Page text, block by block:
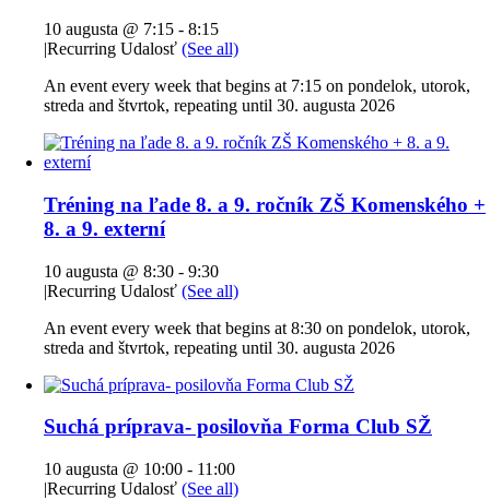
10 augusta @ 7:15 - 8:15
|Recurring Udalosť (See all)
An event every week that begins at 7:15 on pondelok, utorok,
streda and štvrtok, repeating until 30. augusta 2026
Tréning na ľade 8. a 9. ročník ZŠ Komenského +
8. a 9. externí
10 augusta @ 8:30 - 9:30
|Recurring Udalosť (See all)
An event every week that begins at 8:30 on pondelok, utorok,
streda and štvrtok, repeating until 30. augusta 2026
Suchá príprava- posilovňa Forma Club SŽ
10 augusta @ 10:00 - 11:00
|Recurring Udalosť (See all)